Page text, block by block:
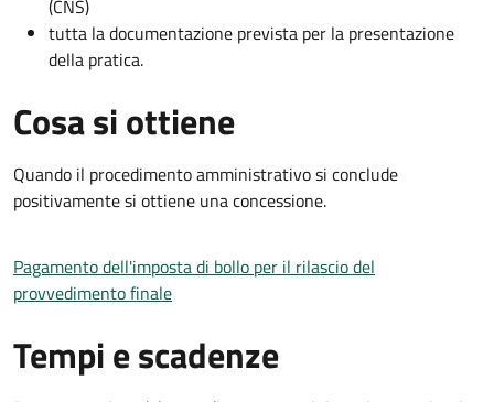
(CNS)
tutta la documentazione prevista per la presentazione
della pratica.
Cosa si ottiene
Quando il procedimento amministrativo si conclude
positivamente si ottiene una concessione.
Pagamento dell'imposta di bollo per il rilascio del
provvedimento finale
Tempi e scadenze